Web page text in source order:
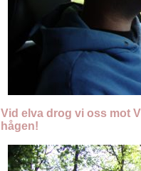
Vid elva drog vi oss mot
hågen!